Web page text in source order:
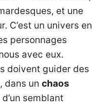
et une
C’est un univers en
personnages
avec eux.
doivent guider des
dans un chaos
semblant